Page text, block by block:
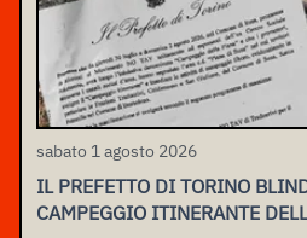
sabato 1 agosto 2026
IL PREFETTO DI TORINO
CAMPEGGIO ITINERANTE